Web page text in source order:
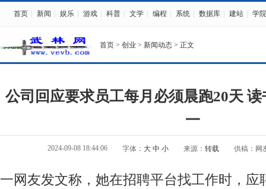
首页 新闻 娱乐 游戏 科普 文学 编程 系统 数据库 建站 学院
首页 > 创业 > 新闻动态 > 正文
公司回应要求员工每月必须晨跑20天
一
2024-09-08 18:44:06 字体： 大 中 小 来源： 转载 供稿：网
一网友发文称，她在招聘平台找工作时，应